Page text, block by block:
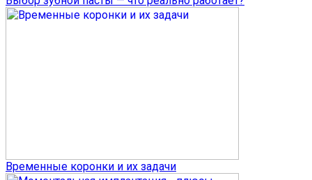
Временные коронки и их задачи